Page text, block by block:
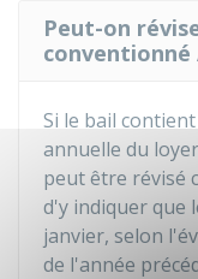
Peut-on
conventionné
Si le bail
annuelle du
peut être révisé
d'y indiquer que
janvier, selon
de l'année